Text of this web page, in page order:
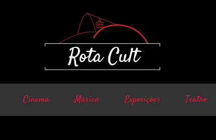
Cinema Música Exposições Teatro